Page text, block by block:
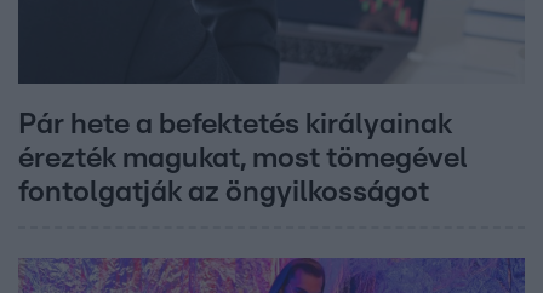
Pár hete a befektetés királyainak
érezték magukat, most tömegével
fontolgatják az öngyilkosságot